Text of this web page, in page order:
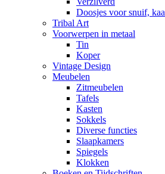
Doosjes voor snuif,
Tribal Art
Voorwerpen in metaal
Tin
Koper
Vintage Design
Meubelen
Zitmeubelen
Tafels
Kasten
Sokkels
Diverse functies
Slaapkamers
Spiegels
Klokken